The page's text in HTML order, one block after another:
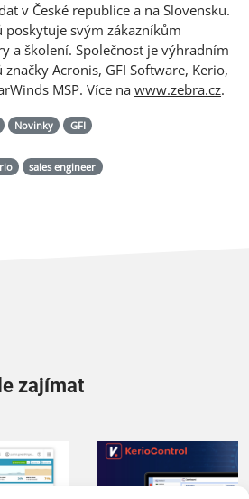
v České republice a na Slovensku.
svým zákazníkům
a školení. Společnost je výhradním
Acronis, GFI Software, Kerio,
MSP. Více na www.zebra.cz.
Novinky GFI
sales engineer
zajímat